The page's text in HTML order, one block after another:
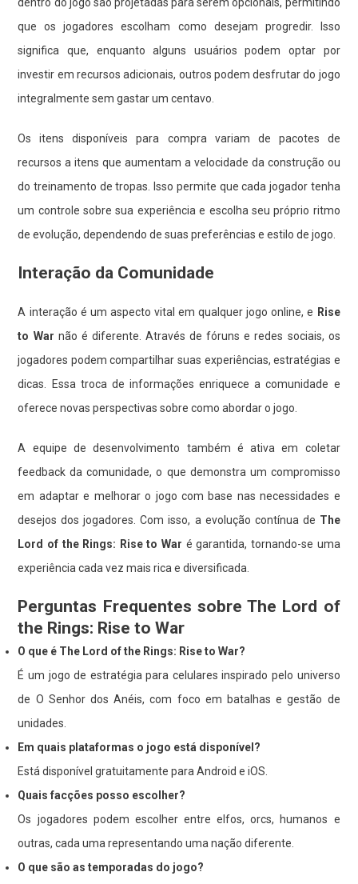
que os jogadores escolham como desejam progredir. Isso
significa que, enquanto alguns usuários podem optar por
investir em recursos adicionais, outros podem desfrutar do jogo
integralmente sem gastar um centavo.
Os itens disponíveis para compra variam de pacotes de
recursos a itens que aumentam a velocidade da construção ou
do treinamento de tropas. Isso permite que cada jogador tenha
um controle sobre sua experiência e escolha seu próprio ritmo
de evolução, dependendo de suas preferências e estilo de jogo.
Interação da Comunidade
A interação é um aspecto vital em qualquer jogo online, e Rise
to War não é diferente. Através de fóruns e redes sociais, os
jogadores podem compartilhar suas experiências, estratégias e
dicas. Essa troca de informações enriquece a comunidade e
oferece novas perspectivas sobre como abordar o jogo.
A equipe de desenvolvimento também é ativa em coletar
feedback da comunidade, o que demonstra um compromisso
em adaptar e melhorar o jogo com base nas necessidades e
desejos dos jogadores. Com isso, a evolução contínua de The
Lord of the Rings: Rise to War é garantida, tornando-se uma
experiência cada vez mais rica e diversificada.
Perguntas Frequentes sobre The Lord of
the Rings: Rise to War
O que é The Lord of the Rings: Rise to War?
É um jogo de estratégia para celulares inspirado pelo universo
de O Senhor dos Anéis, com foco em batalhas e gestão de
unidades.
Em quais plataformas o jogo está disponível?
Está disponível gratuitamente para Android e iOS.
Quais facções posso escolher?
Os jogadores podem escolher entre elfos, orcs, humanos e
outras, cada uma representando uma nação diferente.
O que são as temporadas do jogo?